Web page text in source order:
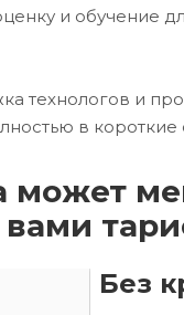
и обучение
технологов и
в
может
Без